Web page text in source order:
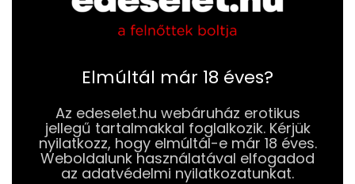
Elmúltál már 18 éves?
Az edeselet.hu webáruház erotikus
jellegű tartalmakkal foglalkozik. Kérjük
nyilatkozz, hogy elmúltál-e már 18 éves.
Weboldalunk használatával elfogadod
az adatvédelmi nyilatkozatunkat.